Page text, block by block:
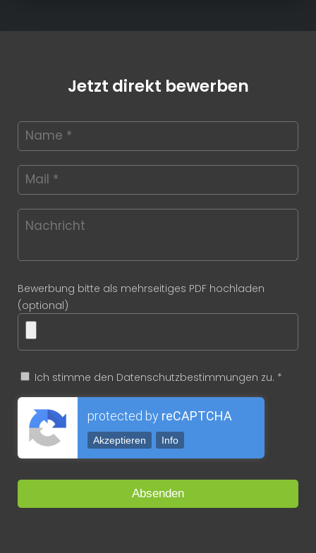
Jetzt direkt bewerben
Bewerbung bitte als mehrseitiges PDF hochladen
(optional)
Ich stimme den Datenschutzbestimmungen zu. *
protected by reCAPTCHA
Akzeptieren Info